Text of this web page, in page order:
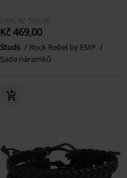
DMC Kč 599,00
Kč 469,00
Studs
Rock Rebel by EMP
Sada náramků